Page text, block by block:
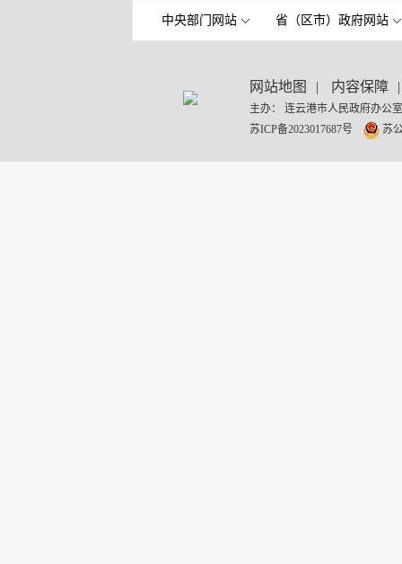
中央部门网站 省（区市）政府网站
网站地图 | 内容保障 |
主办： 连云港市人民政府办
苏ICP备2023017687号
苏